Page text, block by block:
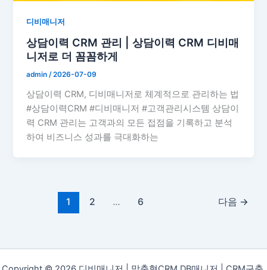
디비매니저
상담이력 CRM 관리 | 상담이력 CRM 디비매
니저로 더 꼼꼼하게
admin/2026-07-09
상담이력 CRM, 디비매니저로 체계적으로 관리하는 법
#상담이력CRM #디비매니저 #고객관리시스템 상담이
력 CRM 관리는 고객과의 모든 접점을 기록하고 분석
하여 비즈니스 성과를 극대화하는
1 2 … 6 다음 →